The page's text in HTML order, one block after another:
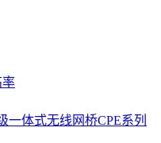
率
一体式无线网桥CPE系列